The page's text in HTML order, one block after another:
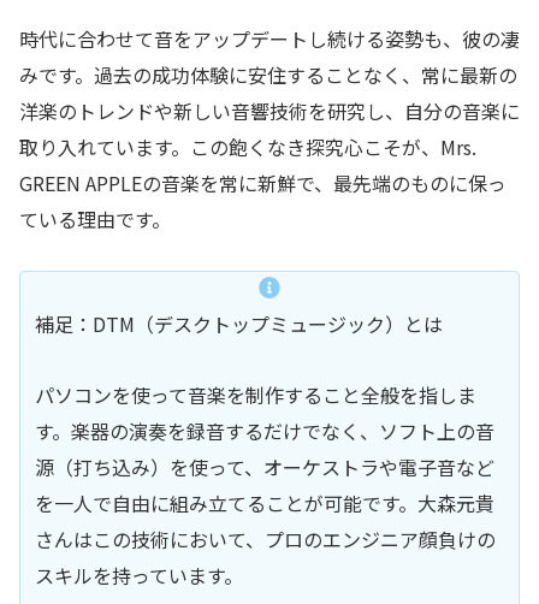
時代に合わせて音をアップデートし続ける姿勢も、彼の凄
みです。過去の成功体験に安住することなく、常に最新の
洋楽のトレンドや新しい音響技術を研究し、自分の音楽に
取り入れています。この飽くなき探究心こそが、Mrs.
GREEN APPLEの音楽を常に新鮮で、最先端のものに保っ
ている理由です。
補足：DTM（デスクトップミュージック）とは
パソコンを使って音楽を制作すること全般を指しま
す。楽器の演奏を録音するだけでなく、ソフト上の音
源（打ち込み）を使って、オーケストラや電子音など
を一人で自由に組み立てることが可能です。大森元貴
さんはこの技術において、プロのエンジニア顔負けの
スキルを持っています。